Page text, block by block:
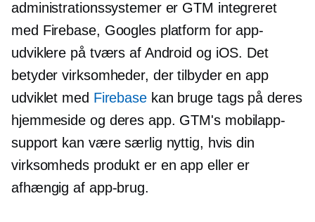
administrationssystemer er GTM integreret
med Firebase, Googles platform for app-
udviklere på tværs af Android og iOS. Det
betyder virksomheder, der tilbyder en app
udviklet med Firebasekan bruge tags på deres
hjemmeside og deres app. GTM's mobilapp-
support kan være særlig nyttig, hvis din
virksomheds produkt er en app eller er
afhængig af app-brug.